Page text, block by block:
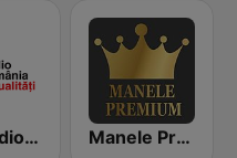
SRR Radio România Actualităţi Manele Premium